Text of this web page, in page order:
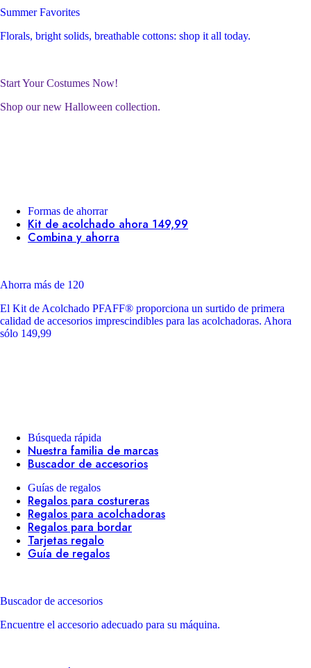
Summer Favorites
Florals, bright solids, breathable cottons: shop it all today.
Start Your Costumes Now!
Shop our new Halloween collection.
Formas de ahorrar
Kit de acolchado ahora 149,99
Combina y ahorra
Ahorra más de 120
El Kit de Acolchado PFAFF® proporciona un surtido de primera
calidad de accesorios imprescindibles para las acolchadoras. Ahora
sólo 149,99
Búsqueda rápida
Nuestra familia de marcas
Buscador de accesorios
Guías de regalos
Regalos para costureras
Regalos para acolchadoras
Regalos para bordar
Tarjetas regalo
Guía de regalos
Buscador de accesorios
Encuentre el accesorio adecuado para su máquina.